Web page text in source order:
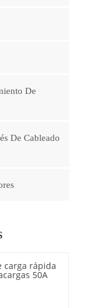
De
De Cableado
carga rápida
50A